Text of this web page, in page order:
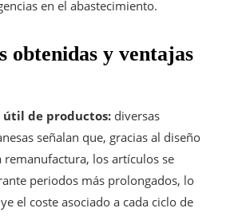
en el abastecimiento.
obtenidas y ventajas
útil de productos: diversas
señalan que, gracias al diseño
remanufactura, los artículos se
periodos más prolongados, lo
el coste asociado a cada ciclo de